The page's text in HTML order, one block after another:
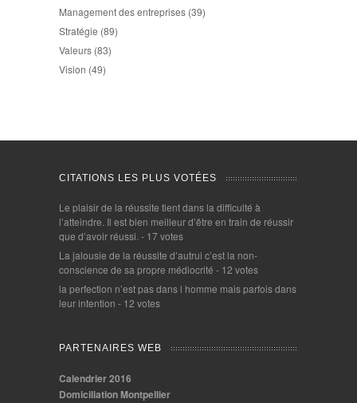
Management des entreprises (39)
Stratégie (89)
Valeurs (83)
Vision (49)
CITATIONS LES PLUS VOTÉES
Le plaisir de la réussite tient dans la difficulté à
l’atteindre. Il est bien meilleur d’être en train de réussir
que d’avoir réussi. - 17 votes
La jalousie de la réussite d’autrui c’est la non-
conscience de sa propre médiocrité - 12 votes
la perfection n’est pas dans l homme mais parfois dans
leur intention - 12 votes
PARTENAIRES WEB
Calendrier 2016
Domiciliation Montpellier